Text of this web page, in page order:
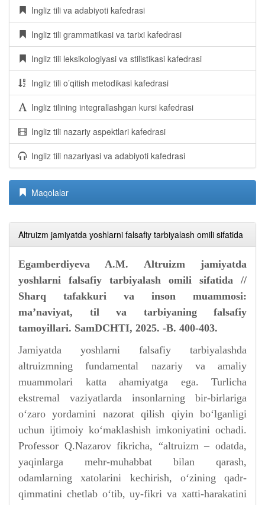
Ingliz tili va adabiyoti kafedrasi
Ingliz tili grammatikasi va tarixi kafedrasi
Ingliz tili leksikologiyasi va stilistikasi kafedrasi
Ingliz tili o’qitish metodikasi kafedrasi
Ingliz tilining integrallashgan kursi kafedrasi
Ingliz tili nazariy aspektlari kafedrasi
Ingliz tili nazariyasi va adabiyoti kafedrasi
Maqolalar
Altruizm jamiyatda yoshlarni falsafiy tarbiyalash omili sifatida
Egamberdiyeva A.M. Altruizm jamiyatda
yoshlarni falsafiy tarbiyalash omili sifatida //
Sharq tafakkuri va inson muammosi:
ma’naviyat, til va tarbiyaning falsafiy
tamoyillari. SamDCHTI, 2025. -B. 400-403.
Jamiyatda yoshlarni falsafiy tarbiyalashda
altruizmning fundamental nazariy va amaliy
muammolari katta ahamiyatga ega. Turlicha
ekstremal vaziyatlarda insonlarning bir-birlariga
o‘zaro yordamini nazorat qilish qiyin bo‘lganligi
uchun ijtimoiy ko‘maklashish imkoniyatini ochadi.
Professor Q.Nazarov fikricha, “altruizm – odatda,
yaqinlarga mehr-muhabbat bilan qarash,
odamlarning xatolarini kechirish, o‘zining qadr-
qimmatini chetlab o‘tib, uy-fikri va xatti-harakatini